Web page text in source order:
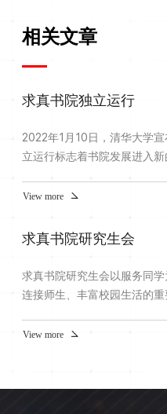
相关文章
求真书院独立运行
2022年1月10日，清华大学
立运行标志着书院发展进入新
View more
求真书院研究生会
求真书院研究生会以服务同
连接师生、丰富校园生活的
习生活体验。【联络部】负
责组织各类文艺与体育类活
View more